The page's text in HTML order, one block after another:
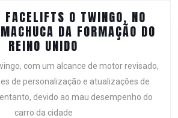
FORD
GALAXY
POR
26.300
FACELIFTS O TWINGO, NO
DA FORMAÇÃO DO
REINO UNIDO
RENAULT
FACELIFTS
O
TWINGO,
com um alcance de motor revisado,
de personalização e atualizações de
devido ao mau desempenho do
carro da cidade